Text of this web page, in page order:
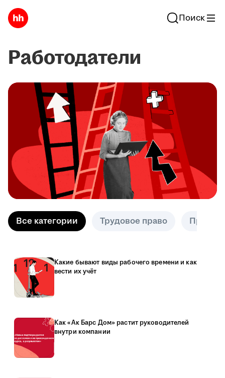
Поиск
Работодатели
Все категории Трудовое право
Какие бывают виды рабочего времени и как
вести их учёт
Как «Ак Барс Дом» растит руководителей
внутри компании